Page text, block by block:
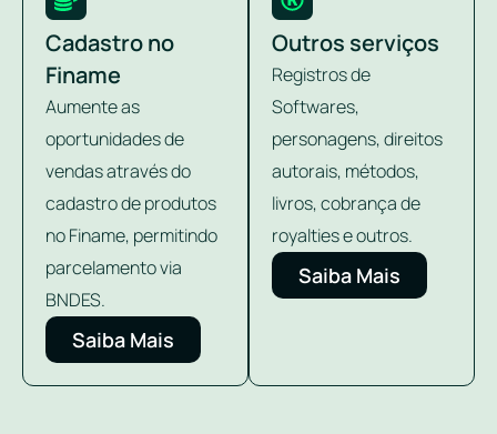
Cadastro no
Finame
Aumente as
oportunidades de
vendas através do
cadastro de produtos
no Finame, permitindo
parcelamento via
BNDES.
Saiba Mais
Outros serviços
Registros de
Softwares,
personagens, direitos
autorais, métodos,
livros, cobrança de
royalties e outros.
Saiba Mais